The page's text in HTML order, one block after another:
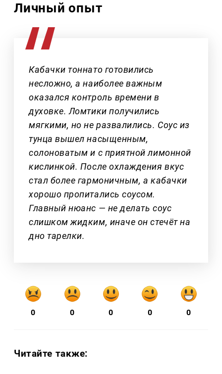
Личный опыт
Кабачки тоннато готовились
несложно, а наиболее важным
оказался контроль времени в
духовке. Ломтики получились
мягкими, но не развалились. Соус из
тунца вышел насыщенным,
солоноватым и с приятной лимонной
кислинкой. После охлаждения вкус
стал более гармоничным, а кабачки
хорошо пропитались соусом.
Главный нюанс — не делать соус
слишком жидким, иначе он стечёт на
дно тарелки.
0 0 0 0 0
Читайте также: